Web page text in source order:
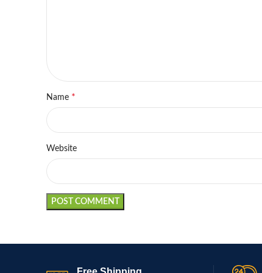
Name *
Website